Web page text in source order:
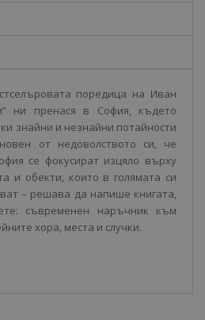
поредица на Иван
ни пренася в София, където
знайни и незнайни потайности
от недоволството си, че
се фокусират изцяло върху
и обекти, които в голямата си
– решава да напише книгата,
съвременен наръчник към
хора, места и случки.